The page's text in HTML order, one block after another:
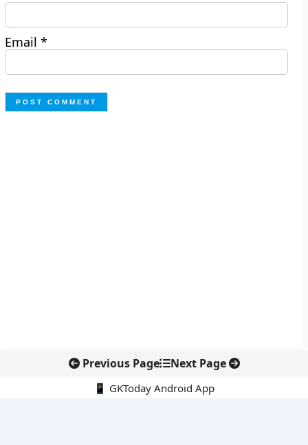
Email*
Previous Page Next Page
📱 GKToday Android App